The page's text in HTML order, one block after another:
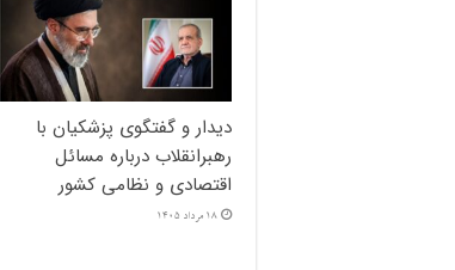
دیدار و گفتگوی پزشکیان با
رهبرانقلاب درباره مسائل
اقتصادی و نظامی کشور
18 مرداد 1405